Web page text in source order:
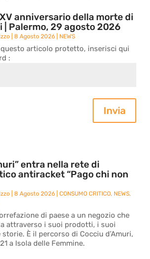
anniversario della morte di
| Palermo, 29 agosto 2026
|8 Agosto 2026 NEWS
articolo protetto, inserisci qui
:
Invia
entra nella rete di
antiracket “Pago chi non
|8 Agosto 2026 |CONSUMO CRITICO, NEWS,
di paese a un negozio che
attraverso i suoi prodotti, i suoi
È il percorso di Cocciu d’Amuri,
a Isola delle Femmine.